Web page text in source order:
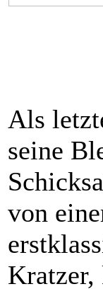
Als
seine
von
Kratzer,